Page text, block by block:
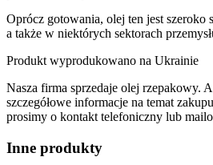
Oprócz gotowania, olej ten jest szeroko
a także w niektórych sektorach
Produkt wyprodukowano na Ukrainie
Nasza firma sprzedaje olej rzepakowy.
szczegółowe informacje na temat
prosimy o kontakt telefoniczny lub
Inne produkty